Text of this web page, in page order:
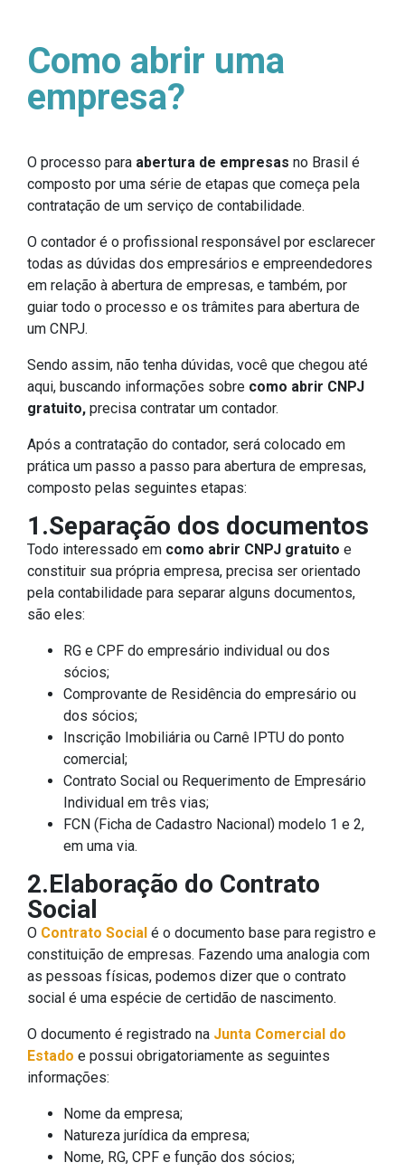
Como abrir uma
empresa?
O processo para abertura de empresas no Brasil é
composto por uma série de etapas que começa pela
contratação de um serviço de contabilidade.
O contador é o profissional responsável por esclarecer
todas as dúvidas dos empresários e empreendedores
em relação à abertura de empresas, e também, por
guiar todo o processo e os trâmites para abertura de
um CNPJ.
Sendo assim, não tenha dúvidas, você que chegou até
aqui, buscando informações sobre como abrir CNPJ
gratuito, precisa contratar um contador.
Após a contratação do contador, será colocado em
prática um passo a passo para abertura de empresas,
composto pelas seguintes etapas:
1.Separação dos documentos
Todo interessado em como abrir CNPJ gratuito e
constituir sua própria empresa, precisa ser orientado
pela contabilidade para separar alguns documentos,
são eles:
RG e CPF do empresário individual ou dos
sócios;
Comprovante de Residência do empresário ou
dos sócios;
Inscrição Imobiliária ou Carnê IPTU do ponto
comercial;
Contrato Social ou Requerimento de Empresário
Individual em três vias;
FCN (Ficha de Cadastro Nacional) modelo 1 e 2,
em uma via.
2.Elaboração do Contrato
Social
O Contrato Social é o documento base para registro e
constituição de empresas. Fazendo uma analogia com
as pessoas físicas, podemos dizer que o contrato
social é uma espécie de certidão de nascimento.
O documento é registrado na Junta Comercial do
Estado e possui obrigatoriamente as seguintes
informações:
Nome da empresa;
Natureza jurídica da empresa;
Nome, RG, CPF e função dos sócios;